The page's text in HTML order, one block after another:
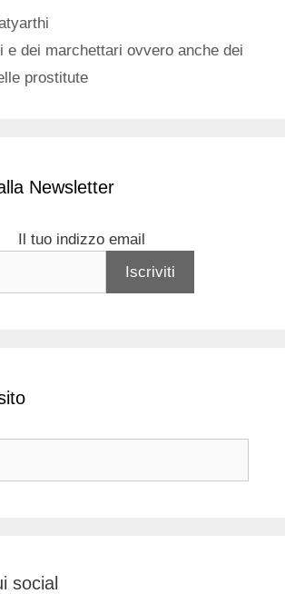
e dei marchettari ovvero anche dei
prostitute
Newsletter
Il tuo indizzo email
social